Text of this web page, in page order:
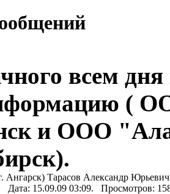
всем дня
(
и ООО
Тарасов Александр
Дата: 15.09.09 03:09. Просмотров: